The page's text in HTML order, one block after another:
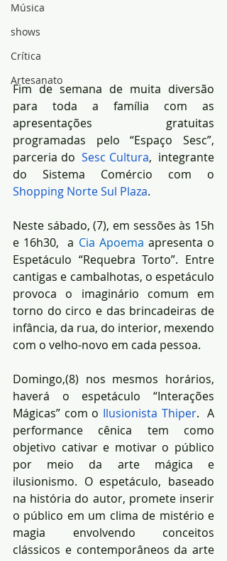
Música
shows
Crítica
Artesanato
Fim de semana de muita diversão
para toda a família com as
apresentações gratuitas
programadas pelo “Espaço Sesc”,
parceria do Sesc Cultura,  integrante
Shopping Norte Sul Plaza.
Neste sábado, (7), em sessões às 15h
e 16h30,  a Cia Apoema apresenta o
Espetáculo “Requebra Torto”. Entre
cantigas e cambalhotas, o espetáculo
provoca o imaginário comum em
torno do circo e das brincadeiras de
infância, da rua, do interior, mexendo
com o velho-novo em cada pessoa.
Domingo,(8) nos mesmos horários,
haverá o espetáculo “Interações
Mágicas” com o Ilusionista Thiper.  A
performance cênica tem como
objetivo cativar e motivar o público
por meio da arte mágica e
ilusionismo. O espetáculo, baseado
na história do autor, promete inserir
o público em um clima de mistério e
magia envolvendo conceitos
clássicos e contemporâneos da arte